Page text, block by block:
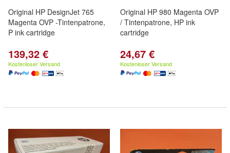
Original HP DesignJet 765
Magenta OVP -Tintenpatrone,
P ink cartridge
139,32 €
Kostenloser Versand
Original HP 980 Magenta OVP
/ Tintenpatrone, HP ink
cartridge
24,67 €
Kostenloser Versand